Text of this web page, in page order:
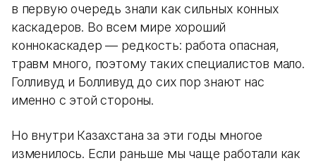
в первую очередь знали как сильных конных
каскадеров. Во всем мире хороший
коннокаскадер — редкость: работа опасная,
травм много, поэтому таких специалистов мало.
Голливуд и Болливуд до сих пор знают нас
именно с этой стороны.
Но внутри Казахстана за эти годы многое
изменилось. Если раньше мы чаще работали как